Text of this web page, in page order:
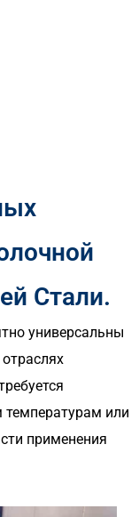
Стали.
универсальны
температурам или
применения